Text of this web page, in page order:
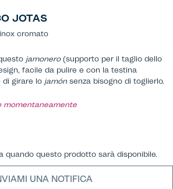
JOTAS
cromato
jamonero(supporto per il taglio dello
facile da pulire e con la testina
girare lo jamón senza bisogno di toglierlo.
momentaneamente
quando questo prodotto sarà disponibile.
UNA NOTIFICA